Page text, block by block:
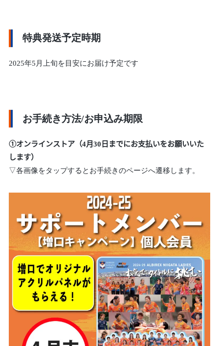
特典発送予定時期
2025年5月上旬を目安にお届け予定です
お手続き方法/お申込み期限
①オンラインストア（4月30日までにお支払いをお願いいた
します）
▽各画像をタップするとお手続きのページへ遷移します。